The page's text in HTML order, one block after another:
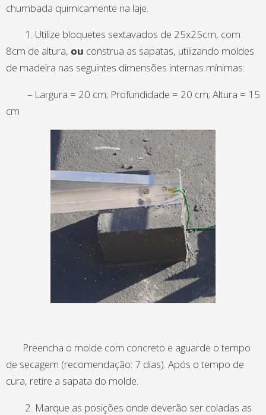
chumbada quimicamente na laje.
1. Utilize bloquetes sextavados de 25x25cm, com
8cm de altura, ou construa as sapatas, utilizando moldes
de madeira nas seguintes dimensões internas mínimas:
– Largura = 20 cm; Profundidade = 20 cm; Altura = 15
cm
Preencha o molde com concreto e aguarde o tempo
de secagem (recomendação: 7 dias). Após o tempo de
cura, retire a sapata do molde.
2. Marque as posições onde deverão ser coladas as